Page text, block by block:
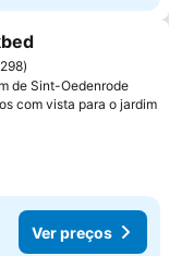
favoritos
298
de Sint-Oedenrode
com vista para o jardim
Ver preços